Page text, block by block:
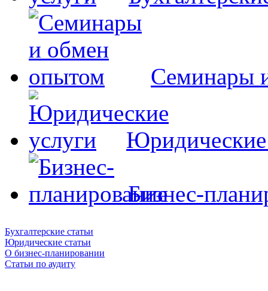
Семинары
Юридические
Бизнес-
Бухгалтерские статьи
Юридические статьи
О бизнес-планировании
Статьи по аудиту